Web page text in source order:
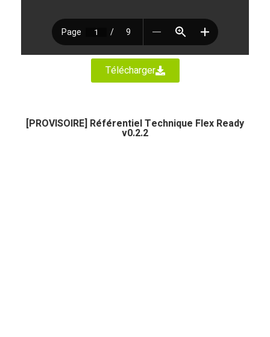
Télécharger
[PROVISOIRE] Référentiel Technique Flex Ready
v0.2.2